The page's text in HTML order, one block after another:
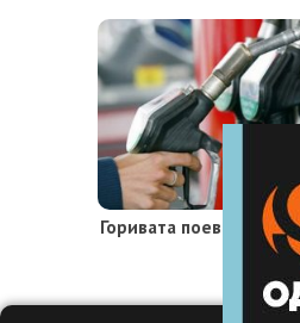
Горивата поевтинуваат